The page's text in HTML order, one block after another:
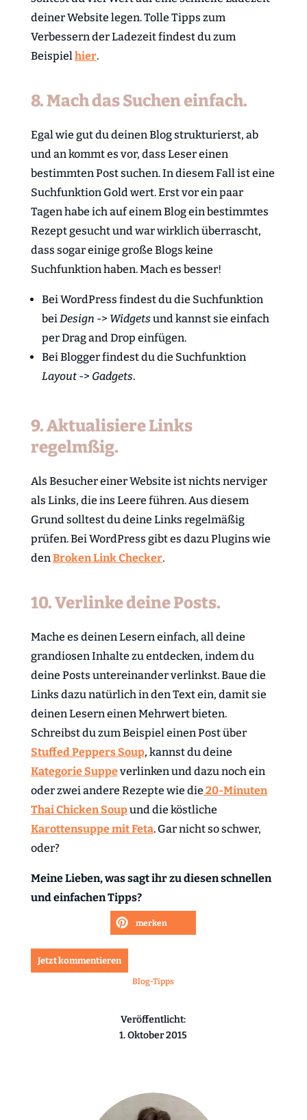
deiner Website legen. Tolle Tipps zum
Verbessern der Ladezeit findest du zum
Beispiel hier.
8. Mach das Suchen einfach.
Egal wie gut du deinen Blog strukturierst, ab
und an kommt es vor, dass Leser einen
bestimmten Post suchen. In diesem Fall ist eine
Suchfunktion Gold wert. Erst vor ein paar
Tagen habe ich auf einem Blog ein bestimmtes
Rezept gesucht und war wirklich überrascht,
dass sogar einige große Blogs keine
Suchfunktion haben. Mach es besser!
Bei WordPress findest du die Suchfunktion
bei Design -> Widgetsund kannst sie einfach
per Drag and Drop einfügen.
Bei Blogger findest du die Suchfunktion
Layout-> Gadgets.
9. Aktualisiere Links
regelmßig.
Als Besucher einer Website ist nichts nerviger
als Links, die ins Leere führen. Aus diesem
Grund solltest du deine Links regelmäßig
prüfen. Bei WordPress gibt es dazu Plugins wie
den Broken Link Checker.
10. Verlinke deine Posts.
Mache es deinen Lesern einfach, all deine
grandiosen Inhalte zu entdecken, indem du
deine Posts untereinander verlinkst. Baue die
Links dazu natürlich in den Text ein, damit sie
deinen Lesern einen Mehrwert bieten.
Schreibst du zum Beispiel einen Post über
Stuffed Peppers Soup, kannst du deine
Kategorie Suppeverlinken und dazu noch ein
oder zwei andere Rezepte wie die 20-Minuten
Thai Chicken Soupund die köstliche
Karottensuppe mit Feta. Gar nicht so schwer,
oder?
Meine Lieben, was sagt ihr zu diesen schnellen
und einfachen Tipps?
merken
Jetzt kommentieren
Blog-Tipps
Veröffentlicht:
1. Oktober 2015